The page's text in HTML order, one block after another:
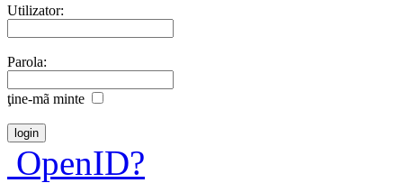
Utilizator:
Parola:
ţine-mã minte
OpenID?